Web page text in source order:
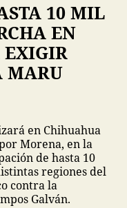
10 MIL
EN
MARU
en Chihuahua
Morena, en la
de hasta 10
regiones del
contra la
Galván.